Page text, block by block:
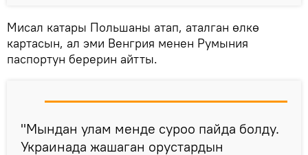
Мисал катары Польшаны атап, аталган өлкө
картасын, ал эми Венгрия менен Румыния
паспортун берерин айтты.
"Мындан улам менде суроо пайда болду.
Украинада жашаган орустардын